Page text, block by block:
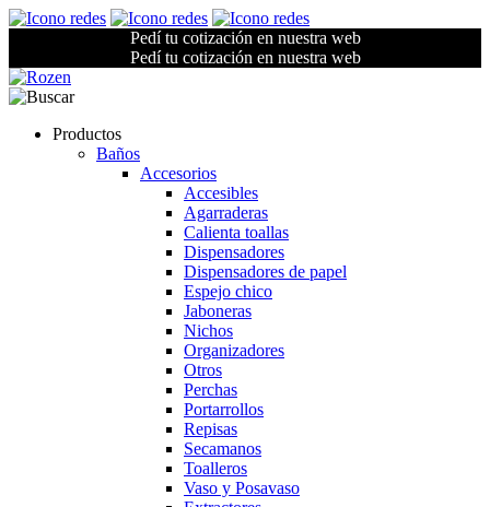
Pedí tu cotización en nuestra web
Pedí tu cotización en nuestra web
Productos
Baños
Accesorios
Accesibles
Agarraderas
Calienta toallas
Dispensadores
Dispensadores de papel
Espejo chico
Jaboneras
Nichos
Organizadores
Otros
Perchas
Portarrollos
Repisas
Secamanos
Toalleros
Vaso y Posavaso